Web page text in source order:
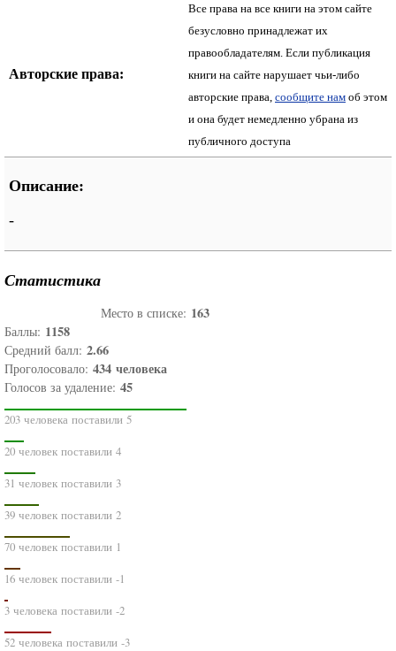
Авторские права:
Все права на все книги на этом сайте
безусловно принадлежат их
правообладателям. Если публикация
книги на сайте нарушает чьи-либо
авторские права, сообщите нам об этом
и она будет немедленно убрана из
публичного доступа
Описание:
-
Статистика
Место в списке: 163
Баллы: 1158
Средний балл: 2.66
Проголосовало: 434 человека
Голосов за удаление: 45
203 человека поставили 5
20 человек поставили 4
31 человек поставили 3
39 человек поставили 2
70 человек поставили 1
16 человек поставили -1
3 человека поставили -2
52 человека поставили -3